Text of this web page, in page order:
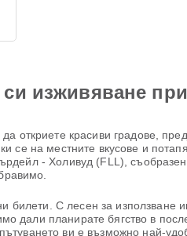
изживяване
откриете красиви градове,
се на местните вкусове и
- Холивуд (FLL), съобразен
С лесен за използване
дали планирате бягство в
ви е възможно най-